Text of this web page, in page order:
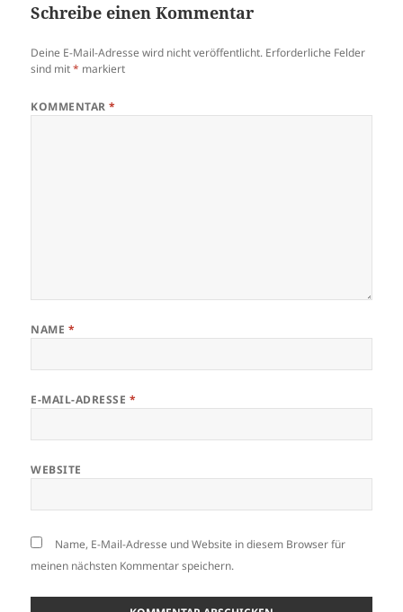
Schreibe einen Kommentar
Deine E-Mail-Adresse wird nicht veröffentlicht. Erforderliche Felder
sind mit* markiert
KOMMENTAR*
NAME *
E-MAIL-ADRESSE *
WEBSITE
Name, E-Mail-Adresse und Website in diesem Browser für
meinen nächsten Kommentar speichern.